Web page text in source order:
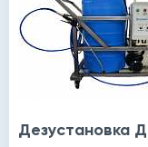
Дезустановка